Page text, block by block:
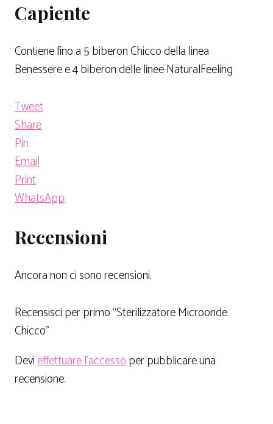
Capiente
Contiene fino a 5 biberon Chicco della linea
Benessere e 4 biberon delle linee NaturalFeeling
Tweet
Share
Pin
Email
Print
WhatsApp
Recensioni
Ancora non ci sono recensioni.
Recensisci per primo “Sterilizzatore Microonde
Chicco”
Devieffettuare l’accessoper pubblicare una
recensione.